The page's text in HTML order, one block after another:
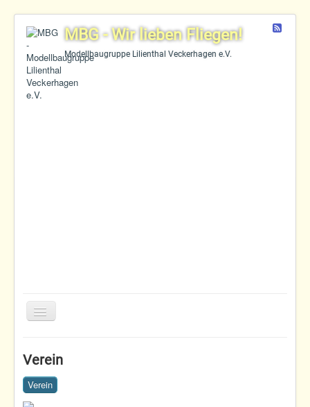
MBG - Wir lieben Fliegen!
Modellbaugruppe Lilienthal Veckerhagen e.V.
Toggle
Navigation
Termine
Fliegen
Verein
Verein